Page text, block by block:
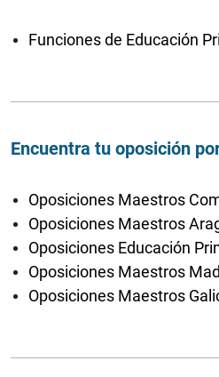
Funciones de Educación
Encuentra tu oposición
Oposiciones Maestros
Oposiciones Maestros
Oposiciones Educación
Oposiciones Maestros
Oposiciones Maestros